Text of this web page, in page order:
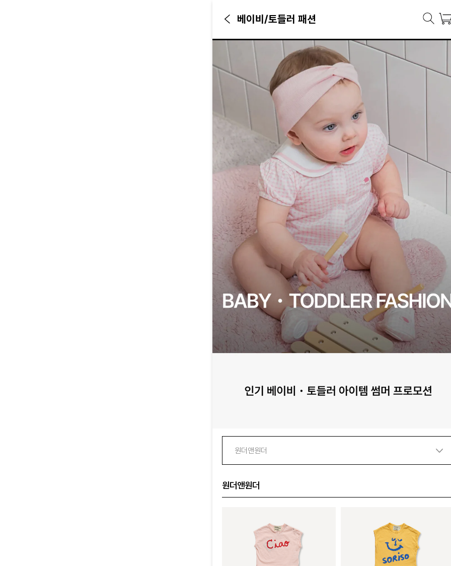
베이비/토들러 패션
원더앤원더